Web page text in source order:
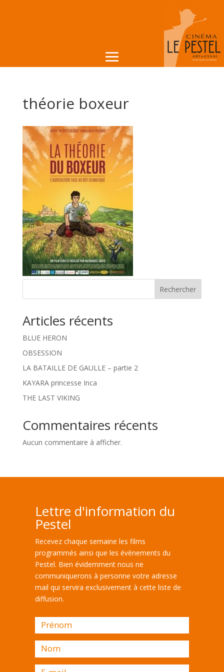
théorie boxeur
Rechercher
Articles récents
BLUE HERON
OBSESSION
LA BATAILLE DE GAULLE – partie 2
KAYARA princesse Inca
THE LAST VIKING
Commentaires récents
Aucun commentaire à afficher.
Lettre d'information du
Pestel
Recevez chaque semaine les films
programmés ainsi que les évènements du
Pestel. Bien évidemment nous ne
communiquerons à personne votre adresse
mail qui servira exclusivement à cette liste de
diffusion.